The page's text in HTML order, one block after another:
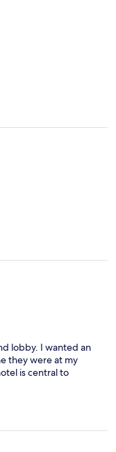
lobby. I wanted an
they were at my
is central to